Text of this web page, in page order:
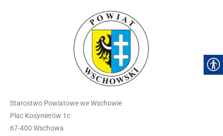
Starostwo Powiatowe we Wschowie
Plac Kosynierów 1c
67-400 Wschowa